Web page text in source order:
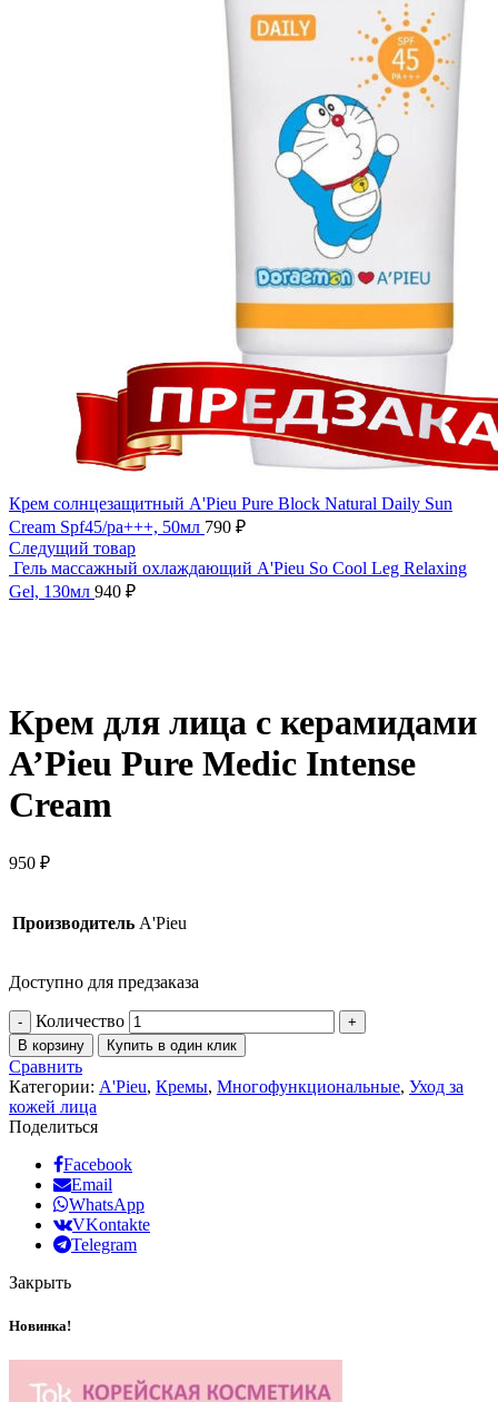
Крем солнцезащитный A'Pieu Pure Block Natural Daily Sun
Cream Spf45/pa+++, 50мл 790 ₽
Следущий товар
Гель массажный охлаждающий A'Pieu So Cool Leg Relaxing
Gel, 130мл 940 ₽
Крем для лица с керамидами
A’Pieu Pure Medic Intense
Cream
950 ₽
Производитель A'Pieu
Доступно для предзаказа
Количество
В корзину Купить в один клик
Сравнить
Категории: A'Pieu, Кремы, Многофункциональные, Уход за
кожей лица
Поделиться
Facebook
Email
WhatsApp
VKontakte
Telegram
Закрыть
Новинка!